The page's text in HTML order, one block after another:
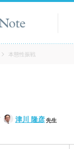
本態性振戦
津川 隆彦先生